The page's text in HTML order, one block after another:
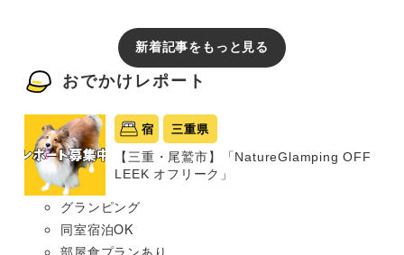
新着記事をもっと見る
おでかけレポート
宿 三重県
【三重・尾鷲市】「NatureGlamping OFF
LEEK オフリーク」
グランピング
同室宿泊OK
部屋食プランあり